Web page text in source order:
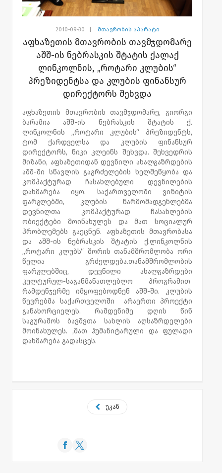
2010-09-30 მთავრობის აპარატი
აფხაზეთის მთავრობის თავმჯდომარე
აშშ-ის ნებრასკის შტატის ქალაქ
ლინკოლნის, „როტარი კლუბის“
პრეზიდენტსა და კლუბის ფინანსურ
დირექტორს შეხვდა
აფხაზეთის მთავრობის თავმჯდომარე, გიორგი
ბარამია აშშ-ის ნებრასკის შტატის ქ.
ლინკოლნის „როტარი კლუბის“ პრეზიდენტს,
ტომ ქარდველსა და კლუბის ფინანსურ
დირექტორს, ნიკი კლეინს შეხვდა. შეხვედრის
მიზანი, აფხაზეთიდან დევნილი ახალგაზრდების
აშშ-ში სწავლის გაგრძელების ხელშეწყობა და
კომპაქტურად ჩასახლებული დევნილების
დახმარება იყო. საქართველოში ვიზიტის
ფარგლებში, კლუბის წარმომადგენლებმა
დევნილთა კომპაქტურად ჩასახლების
ობიექტები მოინახულეს და მათ სოციალურ
პრობლემებს გაეცნენ. აფხაზეთის მთავრობასა
და აშშ-ის ნებრასკის შტატის ქ.ლინკოლნის
„როტარი კლუბს“ შორის თანამშრომლობა ორი
წელია გრძელდება.თანამშრომლობის
ფარგლებშიც, დევნილი ახალგაზრდები
კულტურულ-საგანმანათლებლო პროგრამით
რამდენჯერმე იმყოფებოდნენ აშშ-ში. კლუბის
წევრებმა საქართველოში არაერთი პროექტი
განახორციელეს. რამდენიმე დღის წინ
საგურამოს ბავშვთა სახლის აღსაზრდელები
მოინახულეს. ,მათ ჰუმანიტარული და ფულადი
დახმარება გადასცეს.
უკან